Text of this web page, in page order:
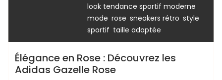
look tendance sportif moderne
mode rose sneakers rétro style
sportif taille adaptée
Élégance en Rose : Découvrez les
Adidas Gazelle Rose